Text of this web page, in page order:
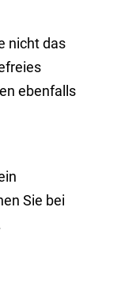
nicht das
ebenfalls
Sie bei